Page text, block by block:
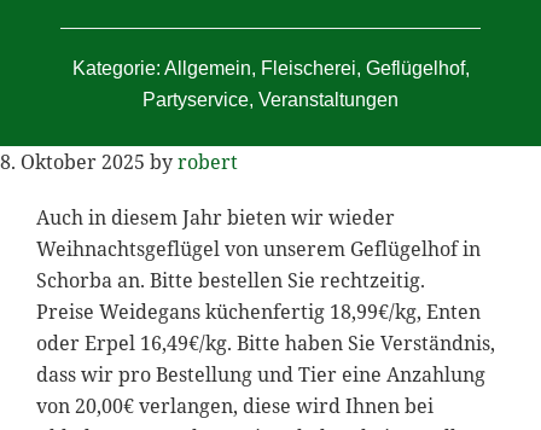
Kategorie: Allgemein, Fleischerei, Geflügelhof,
Partyservice, Veranstaltungen
8. Oktober 2025 byrobert
Auch in diesem Jahr bieten wir wieder
Weihnachtsgeflügel von unserem Geflügelhof in
Schorba an. Bitte bestellen Sie rechtzeitig.
Preise Weidegans küchenfertig 18,99€/kg, Enten
oder Erpel 16,49€/kg. Bitte haben Sie Verständnis,
dass wir pro Bestellung und Tier eine Anzahlung
von 20,00€ verlangen, diese wird Ihnen bei